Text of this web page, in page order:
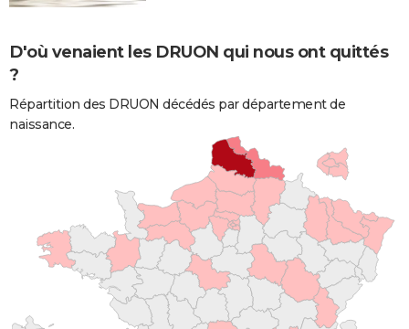
D'où venaient les DRUON qui nous ont quittés
?
Répartition des DRUON décédés par département de
naissance.